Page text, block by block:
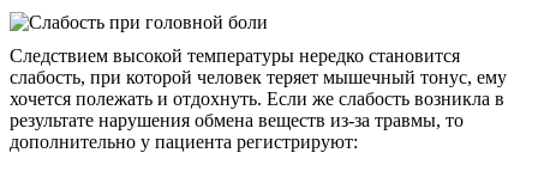
Следствием высокой температуры нередко становится
слабость, при которой человек теряет мышечный тонус, ему
хочется полежать и отдохнуть. Если же слабость возникла в
результате нарушения обмена веществ из-за травмы, то
дополнительно у пациента регистрируют: